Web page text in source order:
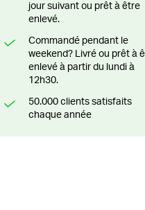
jour suivant ou prêt à être
enlevé.
Commandé pendant le
weekend? Livré ou prêt à
enlevé à partir du lundi à
12h30.
50.000 clients satisfaits
chaque année